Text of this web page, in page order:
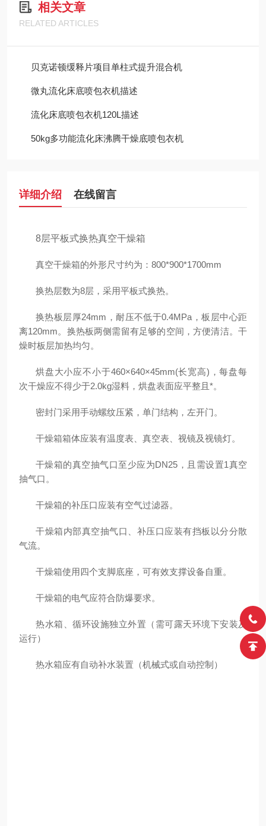
相关文章
RELATED ARTICLES
贝克诺顿缓释片项目单柱式提升混合机
微丸流化床底喷包衣机描述
流化床底喷包衣机120L描述
50kg多功能流化床沸腾干燥底喷包衣机
详细介绍 在线留言
8层平板式换热真空干燥箱
真空干燥箱的外形尺寸约为：800*900*1700mm
换热层数为8层，采用平板式换热。
换热板层厚24mm，耐压不低于0.4MPa，板层中心距
离120mm。换热板两侧需留有足够的空间，方便清洁。干
燥时板层加热均匀。
烘盘大小应不小于460×640×45mm(长宽高)，每盘每
次干燥应不得少于2.0kg湿料，烘盘表面应平整且*。
密封门采用手动螺纹压紧，单门结构，左开门。
干燥箱箱体应装有温度表、真空表、视镜及视镜灯。
干燥箱的真空抽气口至少应为DN25，且需设置1真空
抽气口。
干燥箱的补压口应装有空气过滤器。
干燥箱内部真空抽气口、补压口应装有挡板以分分散
气流。
干燥箱使用四个支脚底座，可有效支撑设备自重。
干燥箱的电气应符合防爆要求。
热水箱、循环设施独立外置（需可露天环境下安装及
运行）
热水箱应有自动补水装置（机械式或自动控制）